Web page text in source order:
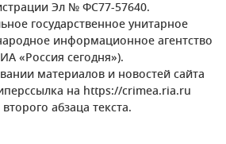
Эл № ФС77-57640.
государственное унитарное
информационное агентство
«Россия сегодня»).
материалов и новостей сайта
на https://crimea.ria.ru
абзаца текста.